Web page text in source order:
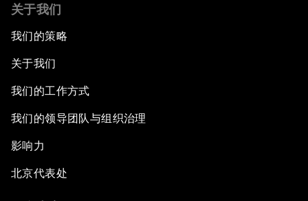
关于我们
我们的策略
关于我们
我们的工作方式
我们的领导团队与组织治理
影响力
北京代表处